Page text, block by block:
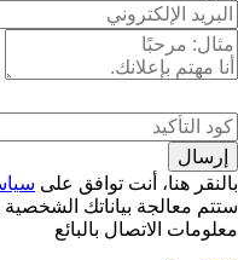
بالنقر هنا، أنت توافق على
ستتم معالجة بياناتك
معلومات الاتصال بالبائع